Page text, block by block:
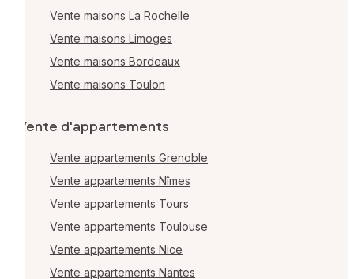
Vente maisons La Rochelle
Vente maisons Limoges
Vente maisons Bordeaux
Vente maisons Toulon
Vente d'appartements
Vente appartements Grenoble
Vente appartements Nîmes
Vente appartements Tours
Vente appartements Toulouse
Vente appartements Nice
Vente appartements Nantes